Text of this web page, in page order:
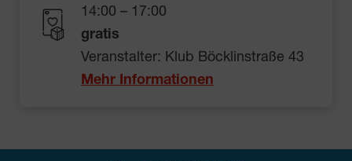
14:00 – 17:00
gratis
Veranstalter: Klub Böcklinstraße 43
Mehr Informationen